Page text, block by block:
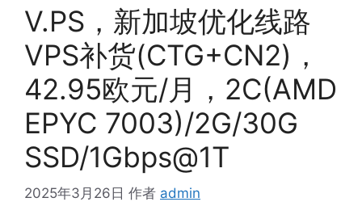
V.PS，新加坡优化线路
VPS补货(CTG+CN2)，
42.95欧元/月，2C(AMD
EPYC 7003)/2G/30G
SSD/1Gbps@1T
2025年3月26日 作者 admin